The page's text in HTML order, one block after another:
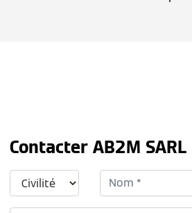
Contacter AB2M SARL